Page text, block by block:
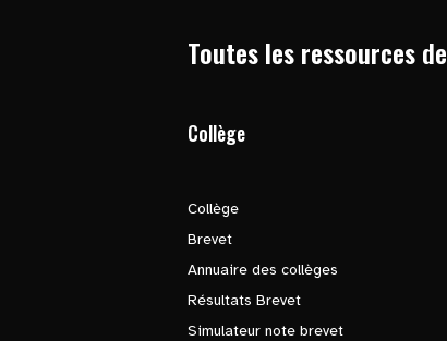
Toutes les ressources de
Collège
Collège
Brevet
Annuaire des collèges
Résultats Brevet
Simulateur note brevet